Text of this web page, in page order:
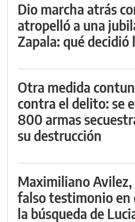
Dio marcha atrás
atropelló a una
Zapala: qué decidió
Otra medida
contra el delito: se
800 armas
su destrucción
Maximiliano Avilez,
falso testimonio en
la búsqueda de